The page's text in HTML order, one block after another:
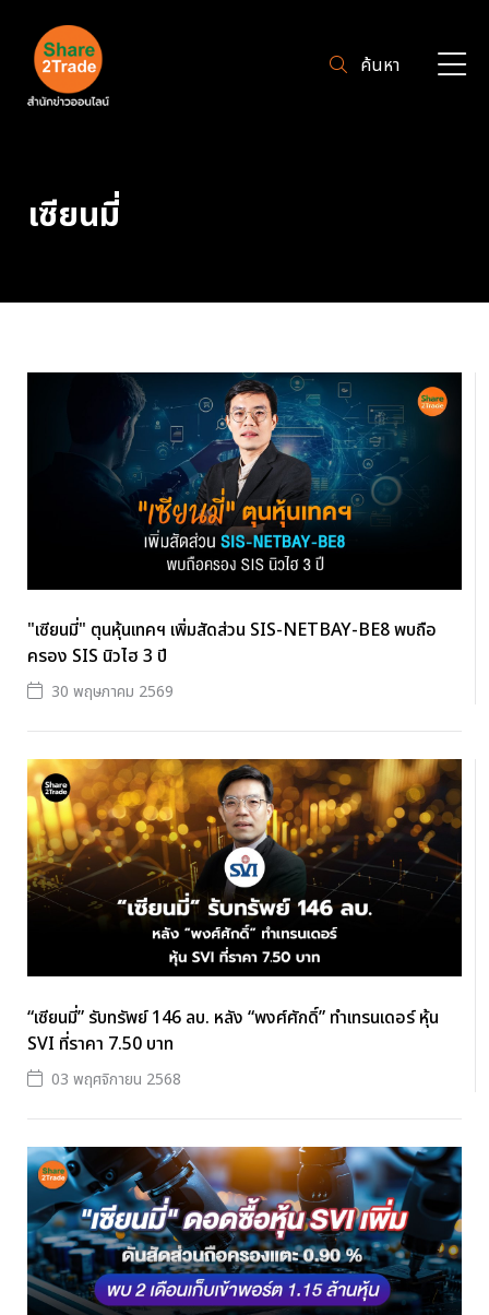
ค้นหา
เซียนมี่
"เซียนมี่" ตุนหุ้นเทคฯ เพิ่มสัดส่วน SIS-NETBAY-BE8 พบถือ
ครอง SIS นิวไฮ 3 ปี
30 พฤษภาคม 2569
“เซียนมี่” รับทรัพย์ 146 ลบ. หลัง “พงศ์ศักดิ์” ทำเทรนเดอร์ หุ้น
SVI ที่ราคา 7.50 บาท
03 พฤศจิกายน 2568